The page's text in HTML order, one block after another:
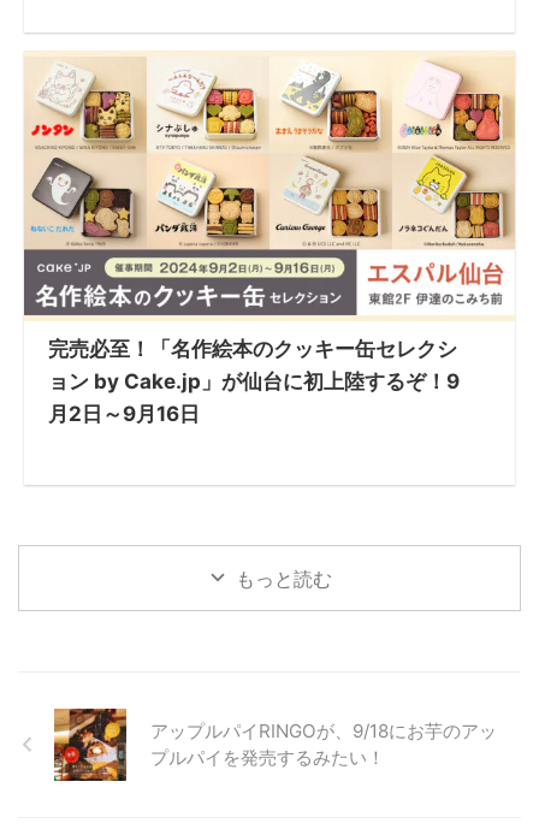
完売必至！「名作絵本のクッキー缶セレクシ
ョン by Cake.jp」が仙台に初上陸するぞ！9
月2日～9月16日
もっと読む
アップルパイRINGOが、9/18にお芋のアッ
プルパイを発売するみたい！